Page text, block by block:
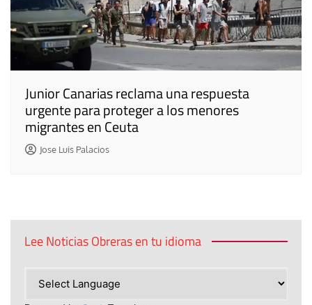
Junior Canarias reclama una respuesta
urgente para proteger a los menores
migrantes en Ceuta
Jose Luis Palacios
Lee Noticias Obreras en tu idioma